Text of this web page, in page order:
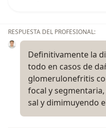
RESPUESTA DEL PROFESIONAL:
Definitivamente la
todo en casos de
glomerulonefritis
focal y
sal y dimimuyendo